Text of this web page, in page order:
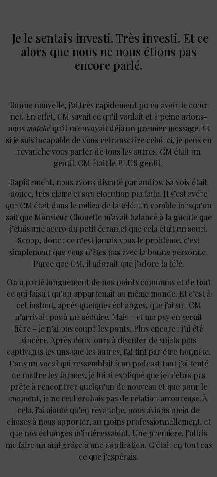
Je le sentais investi. Très investi. Et ce
alors que nous ne nous étions pas
encore parlé.
Bonne nouvelle, j’ai très rapidement pu en avoir le cœur
net. En effet, CM savait ce qu’il voulait et à peine avions-
nousmatchéqu’il m’envoyait déjà un premier message. Et
si je suis incapable de vous retranscrire celui-ci, je peux en
revanche vous parler de tous les autres. CM était un
gentil. CM était le PLUS gentil.
Rapidement, nous avons discuté par audios. Sa voix était
douce, très claire et son élocution parfaite. Il s’est avéré
que CM était dans le milieu de la télé. Un comble lorsqu’on
sait que Monsieur Chouette m’avait balancé à la gueule que
j’étais une accro du petit écran et que cela était un souci.
Scoop, donc : ce n’est jamais vous le problème, c’est
simplement que vous n’êtes pas avec la bonne personne.
Parce que CM, il adorait que j’adore la télé.
On a parlé longuement de nos points communs et de tout
ce qui faisait qu’on appartenait au même monde. Et c’est à
cet instant, après quelques échanges, que j’ai su : CM
n’arrivait pas à me séduire. Mais – et ma psy en serait
fière – je n’ai pas coupé les ponts. Plus encore : j’ai été
sincère. Après deux jours à discuter de sujets plus
captivants les uns que les autres, j’ai fini par être honnête.
Dans un vocal qui ressemblait à un podcast tant j’ai tenté
de mettre les formes, je lui ai expliqué que je n’étais pas
prête à rencontrer quelqu’un de nouveau et que pour le
moment, je ne recherchais pas de relation amoureuse. À
cela, j’ai ajouté qu’en revanche, nous avions plein de
choses à nous apporter, au moins professionnellement, et
que nos échanges m’intéressaient. Une première. J’allais
me faire un ami grâce à une application. C’était en tout cas
ce que j’espérais.